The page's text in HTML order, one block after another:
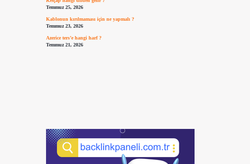
Temmuz 25, 2026
Kablonun kırılmaması için ne yapmalı ?
Temmuz 23, 2026
Azerice ters’e hangi harf ?
Temmuz 21, 2026